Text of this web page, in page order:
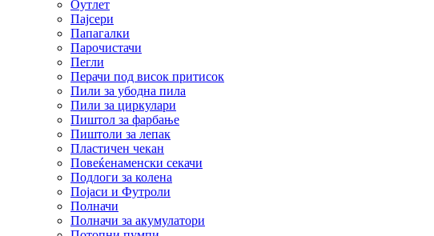
Оутлет
Пајсери
Папагалки
Парочистачи
Пегли
Перачи под висок притисок
Пили за убодна пила
Пили за циркулари
Пиштол за фарбање
Пиштоли за лепак
Пластичен чекан
Повеќенаменски секачи
Подлоги за колена
Појаси и Футроли
Полначи
Полначи за акумулатори